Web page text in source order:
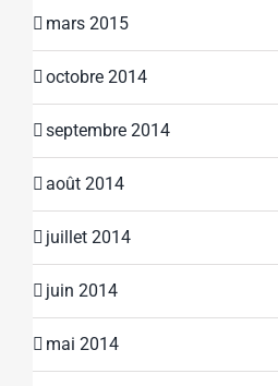
mars 2015
octobre 2014
septembre 2014
août 2014
juillet 2014
juin 2014
mai 2014